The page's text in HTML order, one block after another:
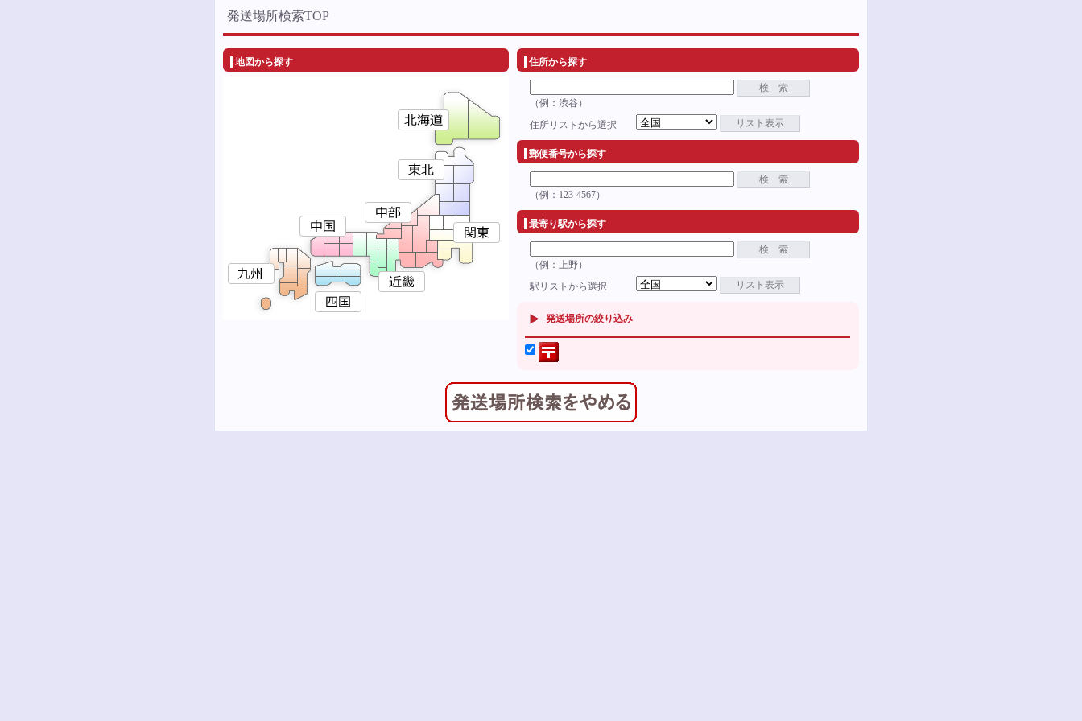
発送場所検索TOP
地図から探す 住所から探す
検 索
（例：渋谷）
住所リストから選択
リスト表示
郵便番号から探す
検 索
（例：123-4567）
最寄り駅から探す
検 索
（例：上野）
駅リストから選択
リスト表示
発送場所の絞り込み